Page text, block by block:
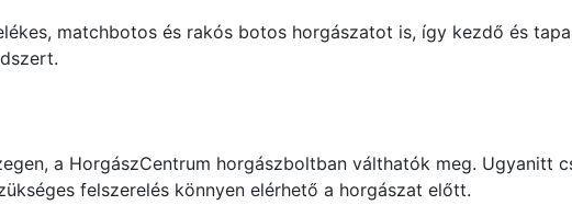
matchbotos és rakós botos horgászatot is, így kezdő és
a HorgászCentrum horgászboltban válthatók meg. Ugyanitt
felszerelés könnyen elérhető a horgászat előtt.